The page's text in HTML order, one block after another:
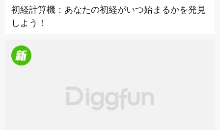
初経計算機：あなたの初経がいつ始まるかを発見
しよう！